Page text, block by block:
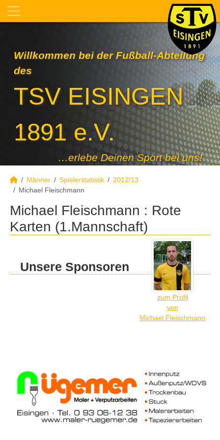
Willkommen bei der Fußball-Abteilung
des
TSV EISINGEN
1891 e.V.
…erlebe Deinen Sport bei uns!
Männer Spielerstatistik
2012/13
Michael Fleischmann
Michael Fleischmann : Rote
Karten (1.Mannschaft)
zum Profil
von
Michael Fleischmann
Unsere Sponsoren